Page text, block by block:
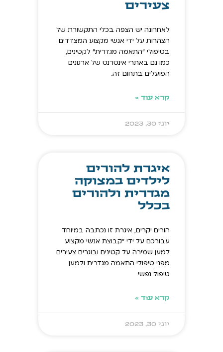
צעירים
לאחרונה יש הצפה בכלי התקשורת של
הצהרות על ידי אנשי מקצוע המצדדים
בטיפולי “התאמה מגדרית” לקטינים,
כמו גם באתרי אינטרנט של ארגונים
הפועלים בתחום זה.
קרא עוד »
יוני 30, 2023
איגרת להורים
לילדים במצוקה
מגדרית ולהורים
בכלל
הורים יקרים, איגרת זו נכתבה במיוחד
עבורכם על ידי "קבוצת אנשי מקצוע
למען שמירה על קטינים ובוגרים צעירים
מפני טיפולי התאמה מגדרית ולמען
טיפול נפשי
קרא עוד »
יוני 30, 2023